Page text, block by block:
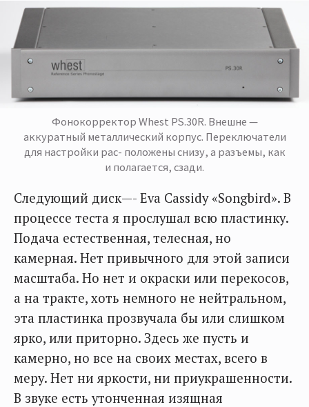
Фонокорректор Whest PS.30R. Внешне —
аккуратный металлический корпус. Переключатели
для настройки рас- положены снизу, а разъемы, как
и полагается, сзади.
Следующий диск—- Eva Cassidy «Songbird». В
процессе теста я прослушал всю пластинку.
Подача естественная, телесная, но
камерная. Нет привычного для этой записи
масштаба. Но нет и окраски или перекосов,
а на тракте, хоть немного не нейтральном,
эта пластинка прозвучала бы или слишком
ярко, или приторно. Здесь же пусть и
камерно, но все на своих местах, всего в
меру. Нет ни яркости, ни приукрашенности.
В звуке есть утонченная изящная